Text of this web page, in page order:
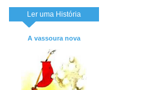
Ler uma História
A vassoura nova